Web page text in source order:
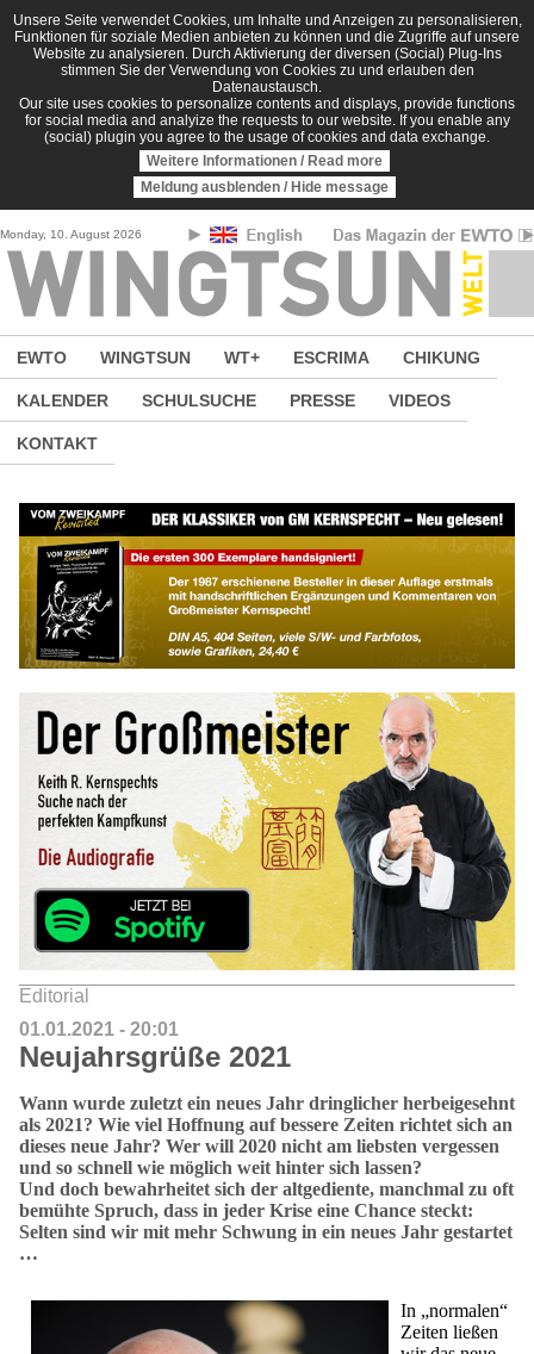
Direkt zum Inhalt
Unsere Seite verwendet Cookies, um Inhalte und Anzeigen zu personalisieren,
Funktionen für soziale Medien anbieten zu können und die Zugriffe auf unsere
Website zu analysieren. Durch Aktivierung der diversen (Social) Plug-Ins
stimmen Sie der Verwendung von Cookies zu und erlauben den
Datenaustausch.
Our site uses cookies to personalize contents and displays, provide functions
for social media and analyize the requests to our website. If you enable any
(social) plugin you agree to the usage of cookies and data exchange.
Weitere Informationen / Read more
Meldung ausblenden / Hide message
Monday, 10. August 2026
EWTO WINGTSUN WT+ ESCRIMA CHIKUNG
KALENDER SCHULSUCHE PRESSE VIDEOS
KONTAKT
Editorial
01.01.2021 - 20:01
Neujahrsgrüße 2021
Wann wurde zuletzt ein neues Jahr dringlicher herbeigesehnt
als 2021? Wie viel Hoffnung auf bessere Zeiten richtet sich an
dieses neue Jahr? Wer will 2020 nicht am liebsten vergessen
und so schnell wie möglich weit hinter sich lassen?
Und doch bewahrheitet sich der altgediente, manchmal zu oft
bemühte Spruch, dass in jeder Krise eine Chance steckt:
Selten sind wir mit mehr Schwung in ein neues Jahr gestartet
…
In „normalen“
Zeiten ließen